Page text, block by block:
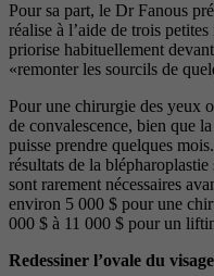
Pour sa part, le Dr Fanous
réalise à l’aide de trois
priorise habituellement
«remonter les sourcils de
Pour une chirurgie des yeux
de convalescence, bien que
puisse prendre quelques
résultats de la
sont rarement nécessaires
environ 5 000 $ pour une
000 $ à 11 000 $ pour un
Redessiner l’ovale du visage